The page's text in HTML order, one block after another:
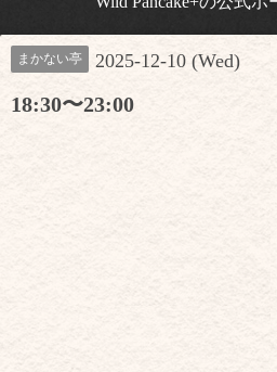
まかない亭 2025-12-10 (Wed)
18:30〜23:00